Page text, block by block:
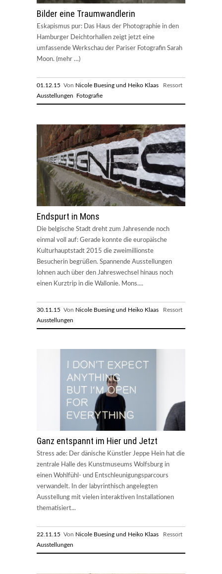
Bilder eine Traumwandlerin
Eskapismus pur: Das Haus der Photographie in den
Hamburger Deichtorhallen zeigt jetzt eine
umfassende Werkschau der Pariser Fotografin Sarah
Moon. (mehr …)
01.12.15 Von Nicole Buesing und Heiko Klaas Ressort
Ausstellungen
Fotografie
Endspurt in Mons
Die belgische Stadt dreht zum Jahresende noch
einmal voll auf: Gerade konnte die europäische
Kulturhauptstadt 2015 die zweimillionste
Besucherin begrüßen. Spannende Ausstellungen
lohnen auch über den Jahreswechsel hinaus noch
einen Kurztrip in die Wallonie. Mons....
30.11.15 Von Nicole Buesing und Heiko Klaas Ressort
Ausstellungen
Ganz entspannt im Hier und Jetzt
Stress ade: Der dänische Künstler Jeppe Hein hat die
zentrale Halle des Kunstmuseums Wolfsburg in
einen Wohlfühl- und Entschleunigungsparcours
verwandelt. In der labyrinthisch angelegten
Ausstellung mit vielen interaktiven Installationen
thematisiert...
22.11.15 Von Nicole Buesing und Heiko Klaas Ressort
Ausstellungen